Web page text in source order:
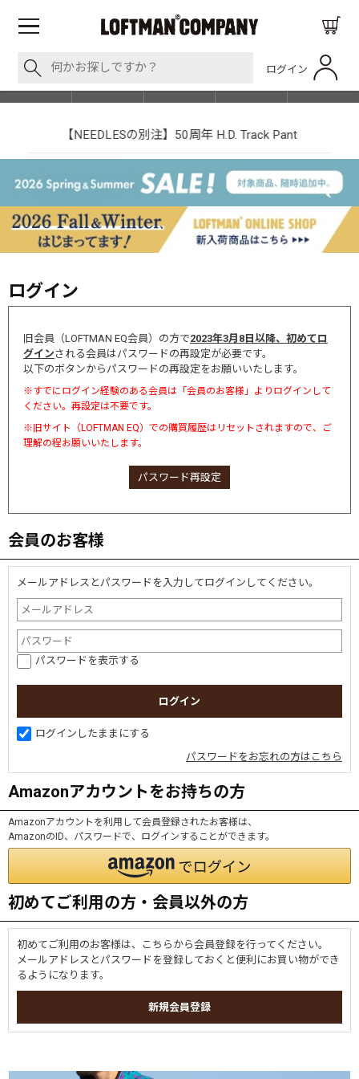
ログイン
SHOP LIST
【NEEDLESの別注】50周年 H.D. Track Pant
ログイン
旧会員（LOFTMAN EQ会員）の方で2023年3月8日以降、初めてロ
グインされる会員はパスワードの再設定が必要です。
以下のボタンからパスワードの再設定をお願いいたします。
※すでにログイン経験のある会員は「会員のお客様」よりログインして
ください。再設定は不要です。
※旧サイト（LOFTMAN EQ）での購買履歴はリセットされますので、ご
理解の程お願いいたします。
パスワード再設定
会員のお客様
メールアドレスとパスワードを入力してログインしてください。
パスワードを表示する
ログインしたままにする
パスワードをお忘れの方はこちら
Amazonアカウントをお持ちの方
Amazonアカウントを利用して会員登録されたお客様は、
AmazonのID、パスワードで、ログインすることができます。
初めてご利用の方・会員以外の方
初めてご利用のお客様は、こちらから会員登録を行ってください。
メールアドレスとパスワードを登録しておくと便利にお買い物ができ
るようになります。